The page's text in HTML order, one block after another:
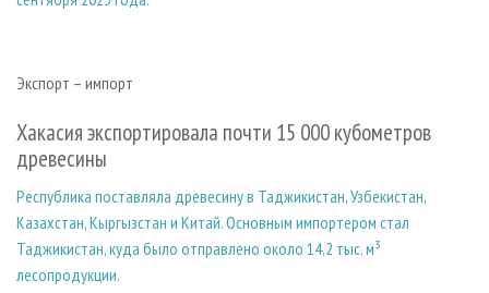
Экспорт – импорт
Хакасия экспортировала почти 15 000 кубометров
древесины
Республика поставляла древесину в Таджикистан, Узбекистан,
Казахстан, Кыргызстан и Китай. Основным импортером стал
Таджикистан, куда было отправлено около 14,2 тыс. м³
лесопродукции.